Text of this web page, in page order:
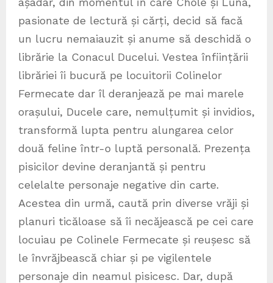
pasionate de lectură și cărți, decid să facă
un lucru nemaiauzit și anume să deschidă o
librărie la Conacul Ducelui. Vestea înființării
librăriei îi bucură pe locuitorii Colinelor
Fermecate dar îl deranjează pe mai marele
orașului, Ducele care, nemulțumit și invidios,
transformă lupta pentru alungarea celor
două feline într-o luptă personală. Prezența
pisicilor devine deranjantă și pentru
celelalte personaje negative din carte.
Acestea din urmă, caută prin diverse vrăji și
planuri ticăloase să îi necăjească pe cei care
locuiau pe Colinele Fermecate și reușesc să
le învrăjbească chiar și pe vigilentele
personaje din neamul pisicesc. Dar, după